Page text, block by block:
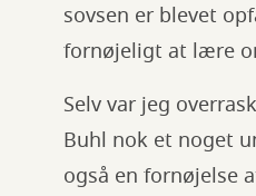
sovsen er blevet
fornøjeligt at lære
Selv var jeg
Buhl nok et noget
også en fornøjelse